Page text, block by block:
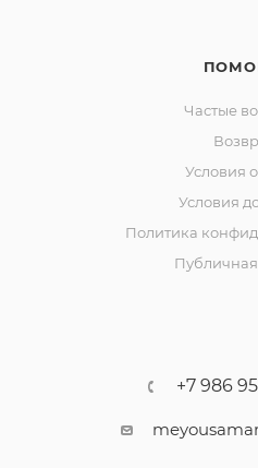
Частые
Условия
Условия
Политика
+7 986